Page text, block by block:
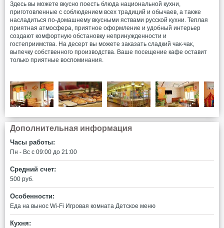
Здесь вы можете вкусно поесть блюда национальной кухни,
приготовленные с соблюдением всех традиций и обычаев, а также
насладиться по-домашнему вкусными яствами русской кухни. Теплая
приятная атмосфера, приятное оформление и удобный интерьер
создают комфортную обстановку непринужденности и
гостеприимства. На десерт вы можете заказать сладкий чак-чак,
выпечку собственного производства. Ваше посещение кафе оставит
только приятные воспоминания.
Дополнительная информация
Часы работы:
Пн - Вс c 09:00 до 21:00
Средний счет:
500 руб.
Особенности:
Еда на вынос Wi-Fi Игровая комната Детское меню
Кухня: